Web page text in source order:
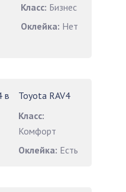
Класс: Бизнес
Оклейка: Нет
Toyota RAV4
Класс:
Комфорт
Оклейка: Есть